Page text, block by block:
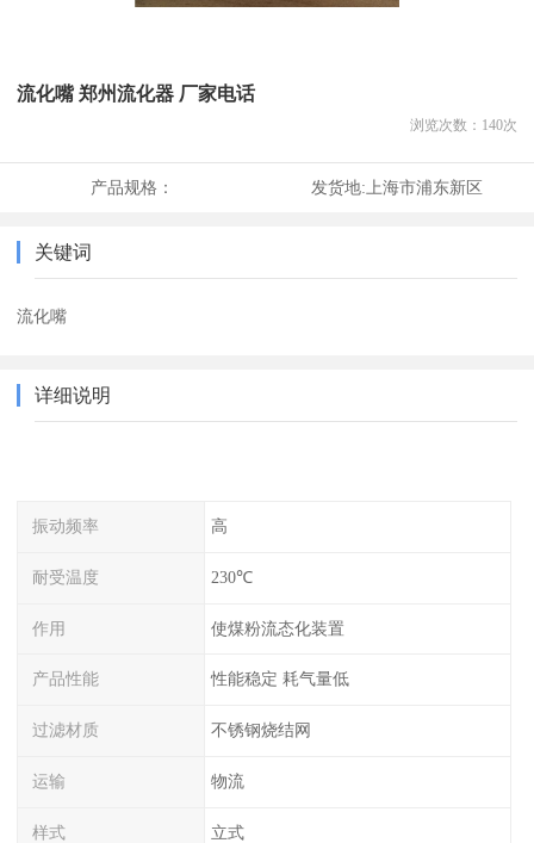
流化嘴 郑州流化器 厂家电话
浏览次数： 140次
产品规格： 发货地: 上海市浦东新区
关键词
流化嘴
详细说明
振动频率 高
耐受温度 230℃
作用 使煤粉流态化装置
产品性能 性能稳定 耗气量低
过滤材质 不锈钢烧结网
运输 物流
样式 立式